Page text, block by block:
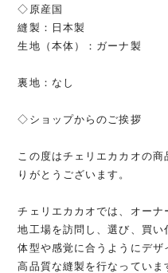
◇原産国
縫製：日本製
生地（本体）：ガーナ製
裏地：なし
◇ショップからのご挨拶
この度はチェリエカカオの
りがとうございます。
チェリエカカオでは、オー
地工場を訪問し、選び、買
体型や感覚に合うようにデ
高品質な縫製を行なっていま